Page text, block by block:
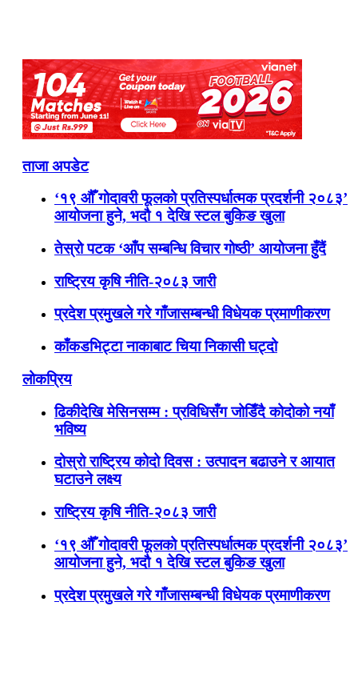
ताजा अपडेट
‘१९ औँ गोदावरी फूलको प्रतिस्पर्धात्मक प्रदर्शनी २०८३’
आयोजना हुने, भदौ १ देखि स्टल बुकिङ खुला
तेस्रो पटक ‘आँप सम्बन्धि विचार गोष्ठी’ आयोजना हुँदैं
राष्ट्रिय कृषि नीति-२०८३ जारी
प्रदेश प्रमुखले गरे गाँजासम्बन्धी विधेयक प्रमाणीकरण
काँकडभिट्टा नाकाबाट चिया निकासी घट्दो
लोकप्रिय
ढिकीदेखि मेसिनसम्म : प्रविधिसँग जोडिँदै कोदोको नयाँ
भविष्य
दोस्रो राष्ट्रिय कोदो दिवस : उत्पादन बढाउने र आयात
घटाउने लक्ष्य
राष्ट्रिय कृषि नीति-२०८३ जारी
‘१९ औँ गोदावरी फूलको प्रतिस्पर्धात्मक प्रदर्शनी २०८३’
आयोजना हुने, भदौ १ देखि स्टल बुकिङ खुला
प्रदेश प्रमुखले गरे गाँजासम्बन्धी विधेयक प्रमाणीकरण